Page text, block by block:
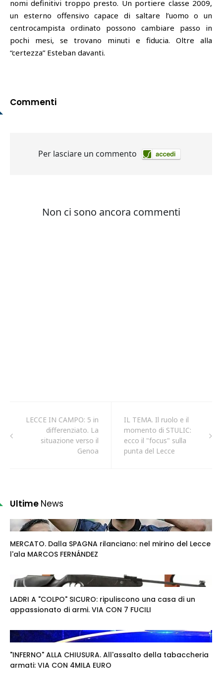
nomi definitivi troppo presto. Un portiere classe 2009,
un esterno offensivo capace di saltare l’uomo o un
centrocampista ordinato possono cambiare passo in
pochi mesi, se trovano minuti e fiducia. Oltre alla
“certezza” Esteban davanti.
Commenti
LECCE IN CAMPO: 5 in
differenziato. La
situazione verso il
Genoa
IL TEMA. Il ruolo e il
momento di STULIC:
ecco il "focus" sulla
punta del Lecce
Ultime News
MERCATO. Dalla SPAGNA rilanciano: nel mirino del Lecce
l'ala MARCOS FERNÁNDEZ
LADRI A "COLPO" SICURO: ripuliscono una casa di un
appassionato di armi. VIA CON 7 FUCILI
"INFERNO" ALLA CHIUSURA. All'assalto della tabaccheria
armati: VIA CON 4MILA EURO